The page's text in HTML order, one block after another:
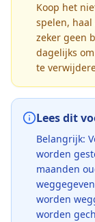
Koop het
spelen,
zeker geen
dagelijks
te
Lees dit
Belangrijk:
worden
maanden
worden
worden